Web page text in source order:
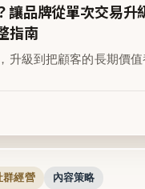
讓品牌從單次交易升
指南
升級到把顧客的長期價值
群經營 內容策略